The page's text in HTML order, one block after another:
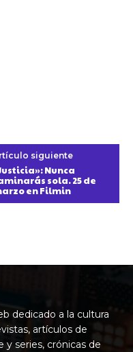
siguiente
Nunca
sola. 25 de
en Filmin
dedicado a la cultura
artículos de
y series, crónicas de